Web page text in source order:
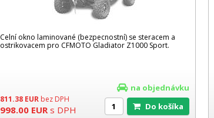
Celní okno laminované (bezpecnostní) se steracem a
ostrikovacem pro CFMOTO Gladiator Z1000 Sport.
811.38 EUR bez DPH
998.00 EUR s DPH
na objednávku
Do košíka